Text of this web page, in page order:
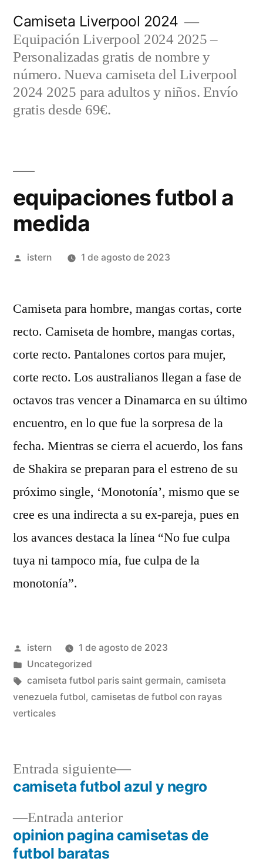
contenido
Camiseta Liverpool 2024
Equipación Liverpool 2024 2025 –
Personalizadas gratis de nombre y
número. Nueva camiseta del Liverpool
2024 2025 para adultos y niños. Envío
gratis desde 69€.
equipaciones futbol a
medida
Publicado
istern 1 de agosto de 2023
Camiseta para hombre, mangas cortas, corte
recto. Camiseta de hombre, mangas cortas,
corte recto. Pantalones cortos para mujer,
corte recto. Los australianos llegan a fase de
octavos tras vencer a Dinamarca en su último
encuentro, en lo que fue la sorpresa de la
fecha. Mientras se cierra el acuerdo, los fans
de Shakira se preparan para el estreno de su
próximo single, ‘Monotonía’, mismo que se
cree es una indirecta a su ex-pareja, pues en
los avances destaca la línea “No fue culpa
tuya ni tampoco mía, fue culpa de la
monotonía”.
Publicado
por
istern
1 de agosto de 2023
Publicado
en
Uncategorized
Etiquetas:
camiseta futbol paris saint germain, camiseta
venezuela futbol, camisetas de futbol con rayas
verticales
Navegación
de
entradas
Entrada anteriorEntrada
anterior:
opinion pagina camisetas de
futbol baratas
Entrada siguiente
Entrada
siguiente:
camiseta futbol azul y negro